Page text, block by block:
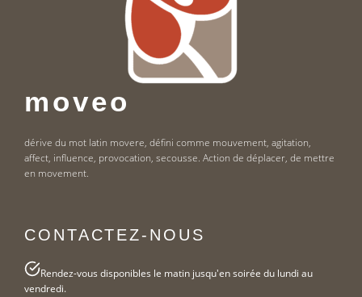
moveo
dérive du mot latin movere, défini comme mouvement, agitation,
affect, influence, provocation, secousse. Action de déplacer, de mettre
en movement.
CONTACTEZ-NOUS
Rendez-vous disponibles le matin jusqu'en soirée du lundi au
vendredi.